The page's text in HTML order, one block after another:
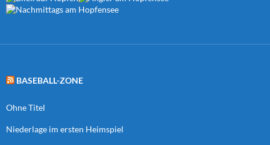
BASEBALL-ZONE
Ohne Titel
Niederlage im ersten Heimspiel